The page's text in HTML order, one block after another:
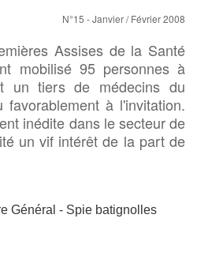
N°15 - Janvier / Février 2008
Assises de la Santé
mobilisé 95 personnes à
un tiers de médecins du
à l'invitation.
inédite dans le secteur de
un vif intérêt de la part de
Général - Spie batignolles